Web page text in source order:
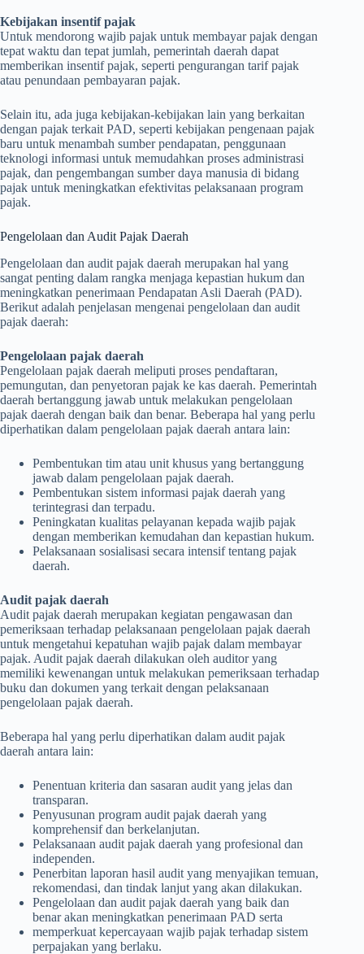
Kebijakan insentif pajak
Untuk mendorong wajib pajak untuk membayar pajak dengan
tepat waktu dan tepat jumlah, pemerintah daerah dapat
memberikan insentif pajak, seperti pengurangan tarif pajak
atau penundaan pembayaran pajak.
Selain itu, ada juga kebijakan-kebijakan lain yang berkaitan
dengan pajak terkait PAD, seperti kebijakan pengenaan pajak
baru untuk menambah sumber pendapatan, penggunaan
teknologi informasi untuk memudahkan proses administrasi
pajak, dan pengembangan sumber daya manusia di bidang
pajak untuk meningkatkan efektivitas pelaksanaan program
pajak.
Pengelolaan dan Audit Pajak Daerah
Pengelolaan dan audit pajak daerah merupakan hal yang
sangat penting dalam rangka menjaga kepastian hukum dan
meningkatkan penerimaan Pendapatan Asli Daerah (PAD).
Berikut adalah penjelasan mengenai pengelolaan dan audit
pajak daerah:
Pengelolaan pajak daerah
Pengelolaan pajak daerah meliputi proses pendaftaran,
pemungutan, dan penyetoran pajak ke kas daerah. Pemerintah
daerah bertanggung jawab untuk melakukan pengelolaan
pajak daerah dengan baik dan benar. Beberapa hal yang perlu
diperhatikan dalam pengelolaan pajak daerah antara lain:
Pembentukan tim atau unit khusus yang bertanggung
jawab dalam pengelolaan pajak daerah.
Pembentukan sistem informasi pajak daerah yang
terintegrasi dan terpadu.
Peningkatan kualitas pelayanan kepada wajib pajak
dengan memberikan kemudahan dan kepastian hukum.
Pelaksanaan sosialisasi secara intensif tentang pajak
daerah.
Audit pajak daerah
Audit pajak daerah merupakan kegiatan pengawasan dan
pemeriksaan terhadap pelaksanaan pengelolaan pajak daerah
untuk mengetahui kepatuhan wajib pajak dalam membayar
pajak. Audit pajak daerah dilakukan oleh auditor yang
memiliki kewenangan untuk melakukan pemeriksaan terhadap
buku dan dokumen yang terkait dengan pelaksanaan
pengelolaan pajak daerah.
Beberapa hal yang perlu diperhatikan dalam audit pajak
daerah antara lain:
Penentuan kriteria dan sasaran audit yang jelas dan
transparan.
Penyusunan program audit pajak daerah yang
komprehensif dan berkelanjutan.
Pelaksanaan audit pajak daerah yang profesional dan
independen.
Penerbitan laporan hasil audit yang menyajikan temuan,
rekomendasi, dan tindak lanjut yang akan dilakukan.
Pengelolaan dan audit pajak daerah yang baik dan
benar akan meningkatkan penerimaan PAD serta
memperkuat kepercayaan wajib pajak terhadap sistem
perpajakan yang berlaku.